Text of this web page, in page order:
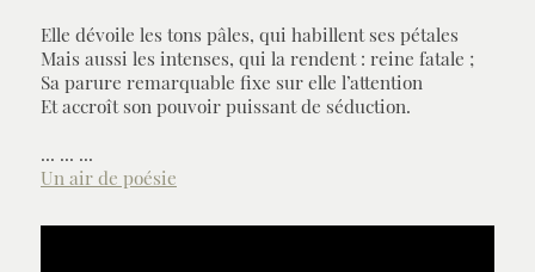
Elle dévoile les tons pâles, qui habillent ses pétales
Mais aussi les intenses, qui la rendent : reine fatale ;
Sa parure remarquable fixe sur elle l’attention
Et accroît son pouvoir puissant de séduction.
... ... ...
Un air de poésie